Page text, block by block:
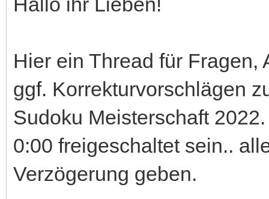
Hier ein Thread für
ggf. Korrekturvorschlägen
Sudoku Meisterschaft
0:00 freigeschaltet sein..
Verzögerung geben.